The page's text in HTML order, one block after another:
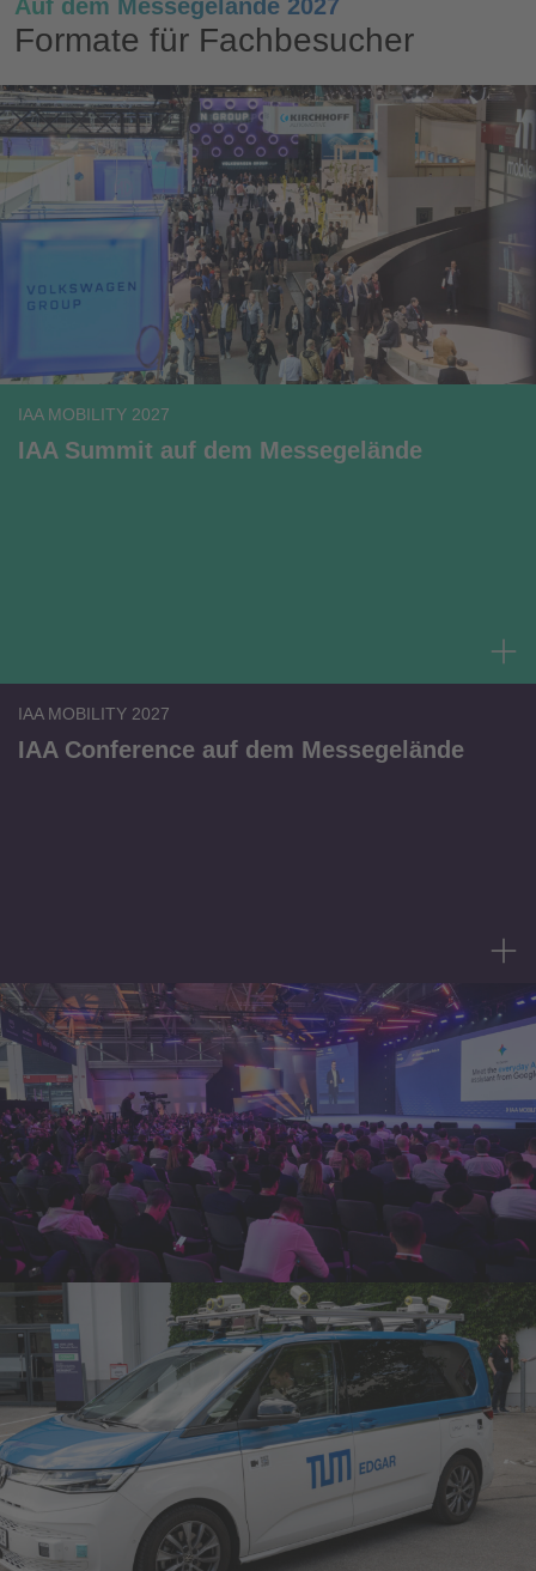
Auf dem Messegelände 2027
Formate für Fachbesucher
IAA MOBILITY 2027
IAA Summit auf dem Messegelände
IAA MOBILITY 2027
IAA Conference auf dem Messegelände